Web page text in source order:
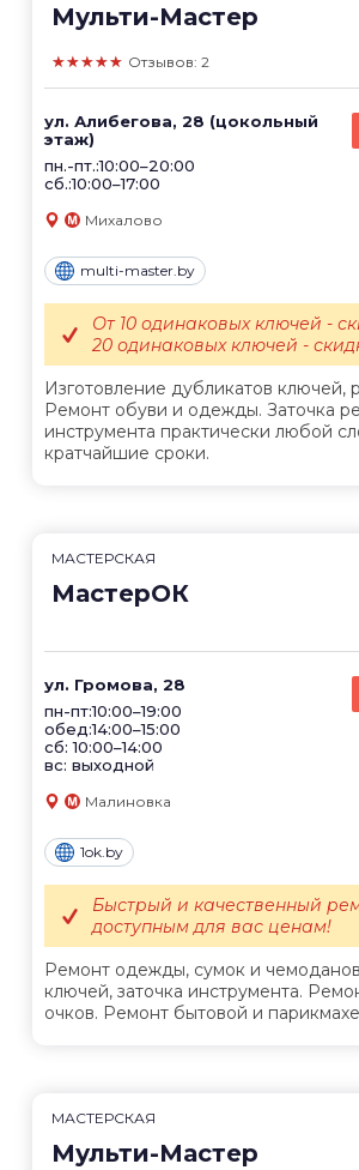
Мульти-Мастер
★★★★★ Отзывов: 2
ул. Алибегова, 28 (цокольный
этаж)
пн.-пт.:10:00–20:00
сб.:10:00–17:00
Михалово
multi-master.by
Изготовление дубликатов ключей,
Ремонт обуви и одежды. Заточка
инструмента практически любой
кратчайшие сроки.
От 10 одинаковых ключей -
20 одинаковых ключей -
МАСТЕРСКАЯ
МастерОК
ул. Громова, 28
пн-пт:10:00–19:00
обед:14:00–15:00
сб: 10:00–14:00
вс: выходной
Малиновка
1ok.by
Ремонт одежды, сумок и
ключей, заточка инструмента.
очков. Ремонт бытовой и
Быстрый и качественный
доступным для вас ценам!
МАСТЕРСКАЯ
Мульти-Мастер